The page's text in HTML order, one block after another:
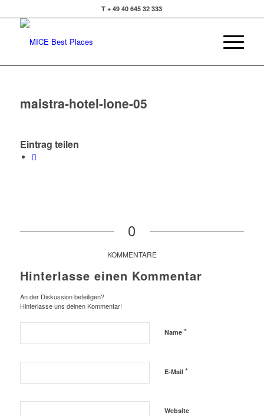
T + 49 40 645 32 333
maistra-hotel-lone-05
Eintrag teilen
0
KOMMENTARE
Hinterlasse einen Kommentar
An der Diskussion beteiligen?
Hinterlasse uns deinen Kommentar!
Name *
E-Mail *
Website